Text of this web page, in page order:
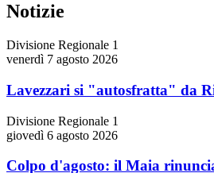
Notizie
Divisione Regionale 1
venerdì 7 agosto 2026
Lavezzari si "autosfratta" da
Divisione Regionale 1
giovedì 6 agosto 2026
Colpo d'agosto: il Maia